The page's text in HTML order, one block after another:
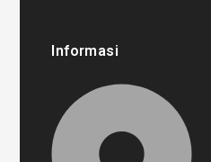
Informasi